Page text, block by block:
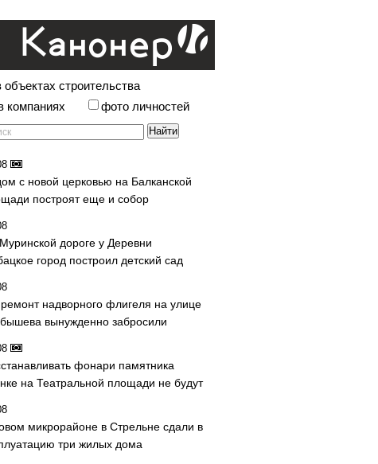
объектах строительства
компаниях
фото личностей
с новой церковью на Балканской
построят еще и собор
дороге у Деревни
город построил детский сад
надворного флигеля на улице
вынужденно забросили
фонари памятника
на Театральной площади не будут
микрорайоне в Стрельне сдали в
три жилых дома